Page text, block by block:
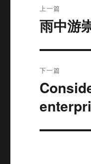
章
上一篇
上
篇
文
雨中游
下一篇
下
文
章：